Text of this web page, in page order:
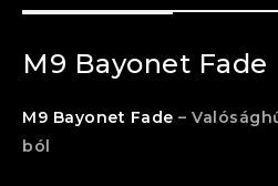
M9 Bayonet Fade
M9 Bayonet Fade –
ból